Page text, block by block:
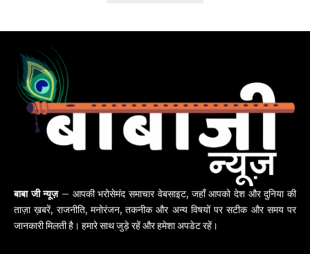
बाबा जी न्यूज़– आपकी भरोसेमंद समाचार वेबसाइट, जहाँ आपको देश और दुनिया की
ताज़ा ख़बरें, राजनीति, मनोरंजन, तकनीक और अन्य विषयों पर सटीक और समय पर
जानकारी मिलती है। हमारे साथ जुड़े रहें और हमेशा अपडेट रहें।